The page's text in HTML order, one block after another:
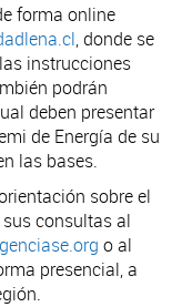
forma online
, donde se
instrucciones
podrán
deben presentar
de Energía de su
las bases.
sobre el
consultas al
o al
presencial, a